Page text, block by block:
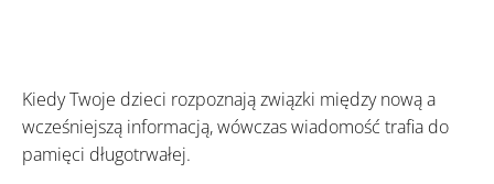
Kiedy Twoje dzieci rozpoznają związki między nową a
wcześniejszą informacją, wówczas wiadomość trafia do
pamięci długotrwałej.